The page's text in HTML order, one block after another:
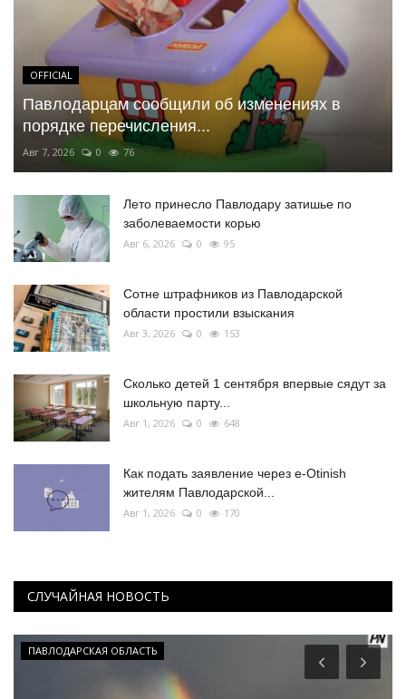
OFFICIAL
Павлодарцам сообщили об изменениях в
порядке перечисления...
Авг 7, 2026 0 76
Лето принесло Павлодару затишье по
заболеваемости корью
Авг 6, 2026 0 95
Сотне штрафников из Павлодарской
области простили взыскания
Авг 3, 2026 0 153
Сколько детей 1 сентября впервые сядут за
школьную парту...
Авг 1, 2026 0 648
Как подать заявление через e-Otinish
жителям Павлодарской...
Авг 1, 2026 0 170
СЛУЧАЙНАЯ НОВОСТЬ
ПАВЛОДАРСКАЯ ОБЛАСТЬ